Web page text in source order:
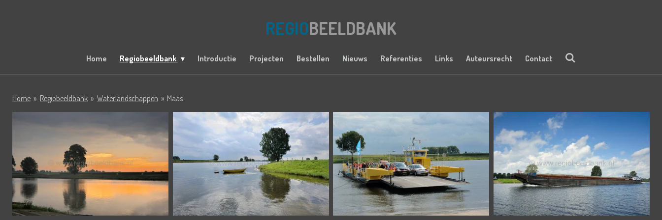
REGIOBEELDBANK
Home Regiobeeldbank Introductie Projecten Bestellen Nieuws Referenties Links Auteursrecht Contact
Home » Regiobeeldbank » Waterlandschappen » Maas